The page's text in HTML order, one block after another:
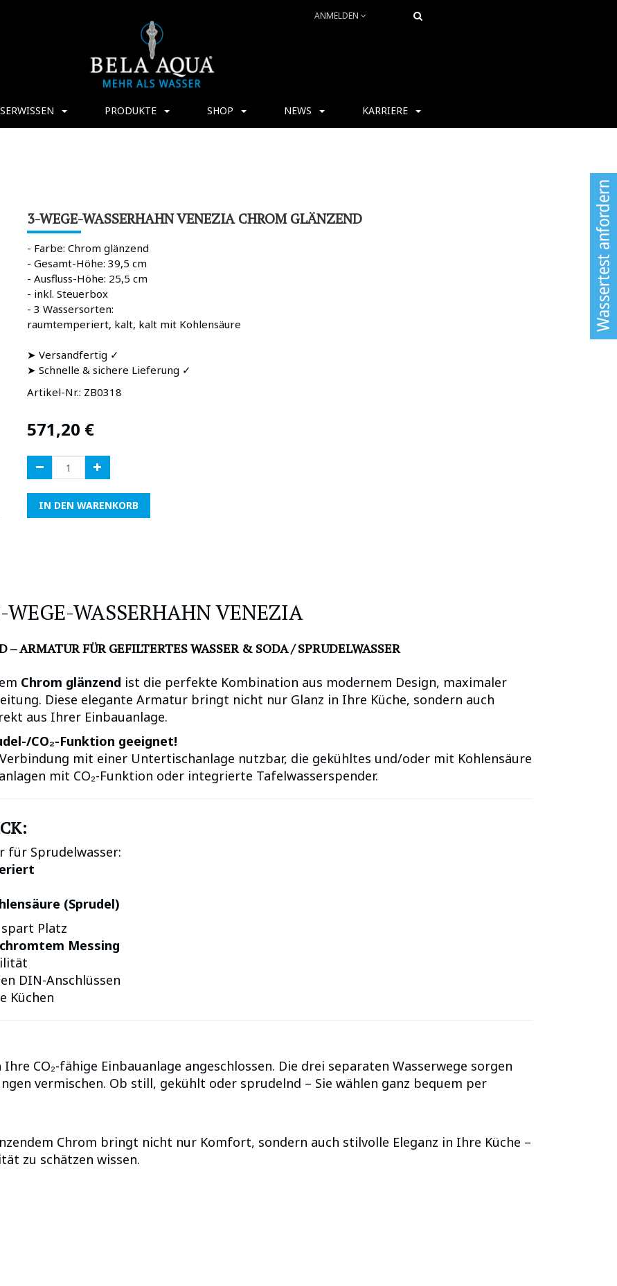
ANMELDEN
PRODUKTE SHOP NEWS KARRIERE
3-WEGE-WASSERHAHN VENEZIA CHROM GLÄNZEND
- Farbe: Chrom glänzend
- Gesamt-Höhe: 39,5 cm
- Ausfluss-Höhe: 25,5 cm
- inkl. Steuerbox
- 3 Wassersorten:
raumtemperiert, kalt, kalt mit Kohlensäure
➤ Versandfertig ✓
➤ Schnelle & sichere Lieferung ✓
Artikel-Nr.: ZB0318
571,20 €
IN DEN WARENKORB
WEGE-WASSERHAHN VENEZIA
– ARMATUR FÜR GEFILTERTES WASSER & SODA / SPRUDELWASSER
Chrom glänzend ist die perfekte Kombination aus modernem Design, maximaler
Diese elegante Armatur bringt nicht nur Glanz in Ihre Küche, sondern auch
aus Ihrer Einbauanlage.
CO₂-Funktion geeignet!
mit einer Untertischanlage nutzbar, die gekühltes und/oder mit Kohlensäure
mit CO₂-Funktion oder integrierte Tafelwasserspender.
für Sprudelwasser:
(Sprudel)
Platz
Messing
DIN-Anschlüssen
Küchen
CO₂-fähige Einbauanlage angeschlossen. Die drei separaten Wasserwege sorgen
vermischen. Ob still, gekühlt oder sprudelnd – Sie wählen ganz bequem per
Chrom bringt nicht nur Komfort, sondern auch stilvolle Eleganz in Ihre Küche –
zu schätzen wissen.